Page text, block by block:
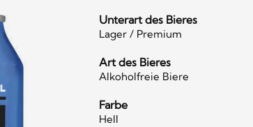
Unterart des Bieres
Lager / Premium
Art des Bieres
Alkoholfreie Biere
Farbe
Hell